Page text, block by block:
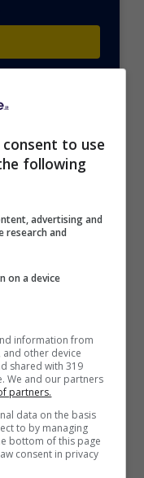
2.050€
casino
in Bonus
fino a 50€
2050€
to use
following
advertising and
research and
on a device
information from
other device
shared with 319
We and our partners
partners.
data on the basis
to by managing
bottom of this page
consent in privacy